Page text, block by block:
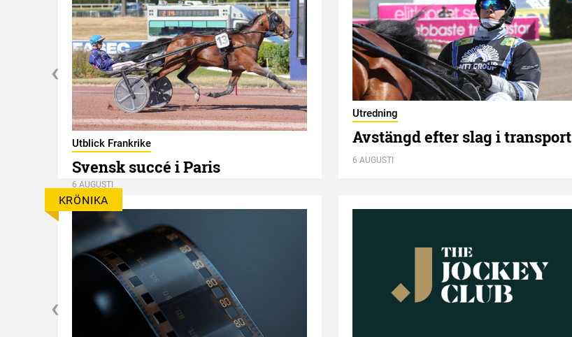
Utblick Frankrike
Svensk succé i Paris
6 AUGUSTI
Utredning
Avstängd efter slag i transport
6 AUGUSTI
KRÖNIKA